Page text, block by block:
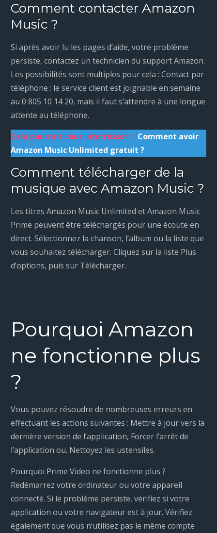
Comment contacter Amazon
Music ?
Si après avoir lu les pages d’aide, votre problème
persiste, contactez un technicien du support Amazon.
Les possibilités sont multiples pour cela : Contact par
téléphone : le service client est joignable en semaine
au 0 805 10 14 20, mais il faut s’attendre à une longue
attente au téléphone.
Cela pourrait vous interrésser : Comment avoir
Amazon Music Unlimited gratuit ?
Comment télécharger de la
musique avec Amazon Music ?
Les titres Amazon Music Unlimited et Amazon Music
Prime peuvent être téléchargés pour une écoute en
direct. Sélectionnez la chanson, l’album ou la liste que
vous souhaitez télécharger. Cliquez sur la liste Plus
d’options, puis sur Télécharger.
Pourquoi Amazon
ne fonctionne plus
?
Vous pouvez résoudre de nombreuses erreurs en
effectuant les actions suivantes : Mettre à jour vers la
dernière version de l’application, Forcer l’arrêt de
l’application ou. Nettoyez les ustensiles.
Pourquoi Prime Video ne fonctionne plus ?
Redémarrez votre ordinateur ou votre appareil
connecté. Si le problème persiste, vérifiez si votre
application ou votre navigateur est à jour. Vérifiez
également que vous n’utilisez pas le même compte